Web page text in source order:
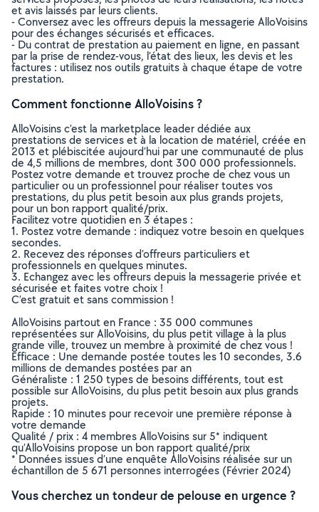
et avis laissés par leurs clients.
- Conversez avec les offreurs depuis la messagerie AlloVoisins
pour des échanges sécurisés et efficaces.
- Du contrat de prestation au paiement en ligne, en passant
par la prise de rendez-vous, l’état des lieux, les devis et les
factures : utilisez nos outils gratuits à chaque étape de votre
prestation.
Comment fonctionne AlloVoisins ?
AlloVoisins c’est la marketplace leader dédiée aux
prestations de services et à la location de matériel, créée en
2013 et plébiscitée aujourd’hui par une communauté de plus
de 4,5 millions de membres, dont 300 000 professionnels.
Postez votre demande et trouvez proche de chez vous un
particulier ou un professionnel pour réaliser toutes vos
prestations, du plus petit besoin aux plus grands projets,
pour un bon rapport qualité/prix.
Facilitez votre quotidien en 3 étapes :
1. Postez votre demande : indiquez votre besoin en quelques
secondes.
2. Recevez des réponses d’offreurs particuliers et
professionnels en quelques minutes.
3. Echangez avec les offreurs depuis la messagerie privée et
sécurisée et faites votre choix !
C’est gratuit et sans commission !
AlloVoisins partout en France : 35 000 communes
représentées sur AlloVoisins, du plus petit village à la plus
grande ville, trouvez un membre à proximité de chez vous !
Efficace : Une demande postée toutes les 10 secondes, 3.6
millions de demandes postées par an
Généraliste : 1 250 types de besoins différents, tout est
possible sur AlloVoisins, du plus petit besoin aux plus grands
projets.
Rapide : 10 minutes pour recevoir une première réponse à
votre demande
Qualité / prix : 4 membres AlloVoisins sur 5* indiquent
qu’AlloVoisins propose un bon rapport qualité/prix
* Données issues d’une enquête AlloVoisins réalisée sur un
échantillon de 5 671 personnes interrogées (Février 2024)
Vous cherchez un tondeur de pelouse en urgence ?